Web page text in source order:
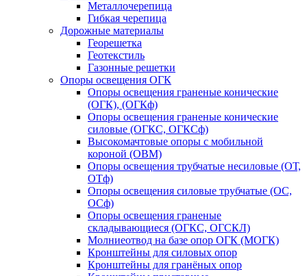
Металлочерепица
Гибкая черепица
Дорожные материалы
Георешетка
Геотекстиль
Газонные решетки
Опоры освещения ОГК
Опоры освещения граненые конические
(ОГК), (ОГКф)
Опоры освещения граненые конические
силовые (ОГКС, ОГКСф)
Высокомачтовые опоры с мобильной
короной (ОВМ)
Опоры освещения трубчатые несиловые (ОТ,
ОТф)
Опоры освещения силовые трубчатые (ОС,
ОСф)
Опоры освещения граненые
складывающиеся (ОГКС, ОГСКЛ)
Молниеотвод на базе опор ОГК (МОГК)
Кронштейны для силовых опор
Кронштейны для гранёных опор